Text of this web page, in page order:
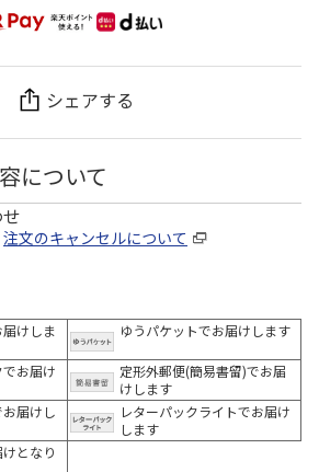
シェアする
について
注文のキャンセルについて
けしま
ゆうパケットでお届けします
お届け
定形外郵便(簡易書留)でお届
けします
届けし
レターパックライトでお届け
します
となり